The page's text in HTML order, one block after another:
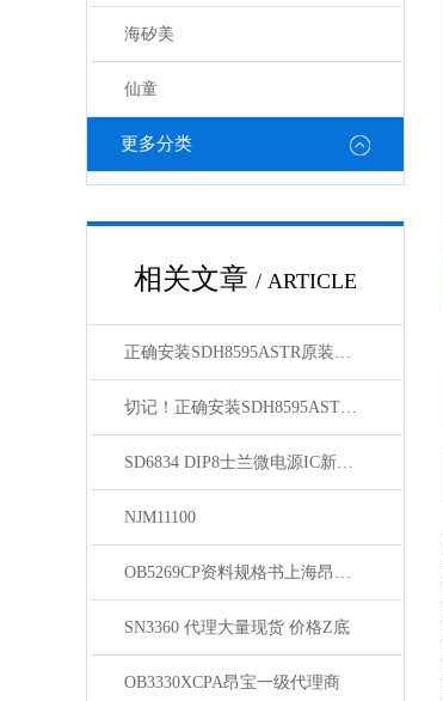
海矽美
仙童
更多分类
相关文章 / ARTICLE
正确安装SDH8595ASTR原装正品为负载提供可靠电力
切记！正确安装SDH8595ASTR原装正品才能够确保稳定性和安全性
SD6834 DIP8士兰微电源IC新到货源
NJM11100
OB5269CP资料规格书上海昂宝代理
SN3360 代理大量现货 价格Z底
OB3330XCPA昂宝一级代理商